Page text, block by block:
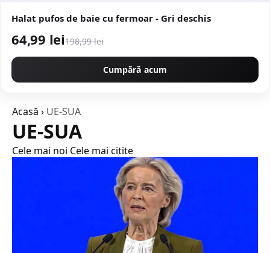
Halat pufos de baie cu fermoar - Gri deschis
64,99 lei198,99 lei
Cumpără acum
Acasă › UE-SUA
UE-SUA
Cele mai noi Cele mai citite